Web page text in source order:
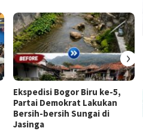
Ekspedisi Bogor Biru ke-5,
Partai Demokrat Lakukan
Bersih-bersih Sungai di
Jasinga
›